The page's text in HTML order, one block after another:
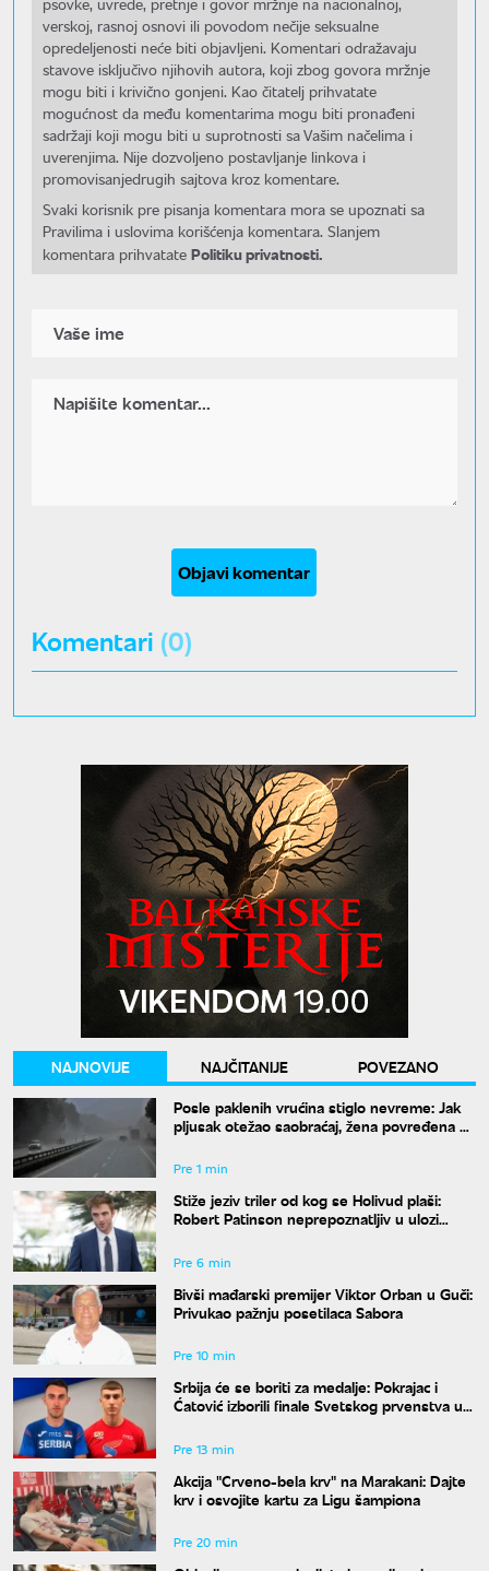
verskoj, rasnoj osnovi ili povodom nečije seksualne
opredeljenosti neće biti objavljeni. Komentari odražavaju
stavove isključivo njihovih autora, koji zbog govora mržnje
mogu biti i krivično gonjeni. Kao čitatelj prihvatate
mogućnost da među komentarima mogu biti pronađeni
sadržaji koji mogu biti u suprotnosti sa Vašim načelima i
uverenjima. Nije dozvoljeno postavljanje linkova i
promovisanjedrugih sajtova kroz komentare.
Svaki korisnik pre pisanja komentara mora se upoznati sa
Pravilima i uslovima korišćenja komentara. Slanjem
komentara prihvatate Politiku privatnosti.
Objavi komentar
Komentari (0)
NAJNOVIJE NAJČITANIJE
POVEZANO
Posle paklenih vrućina stiglo nevreme: Jak
pljusak otežao saobraćaj, žena povređena u
Pre 1 min
Stiže jeziv triler od kog se Holivud plaši:
Robert Patinson neprepoznatljiv u ulozi
Pre 6 min
Bivši mađarski premijer Viktor Orban u Guči:
Privukao pažnju posetilaca Sabora
Pre 10 min
Srbija će se boriti za medalje: Pokrajac i
Ćatović izborili finale Svetskog prvenstva u
Pre 13 min
Akcija "Crveno-bela krv" na Marakani: Dajte
krv i osvojite kartu za Ligu šampiona
Pre 20 min